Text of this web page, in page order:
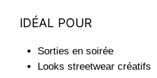
IDÉAL POUR
Sorties en soirée
Looks streetwear créatifs